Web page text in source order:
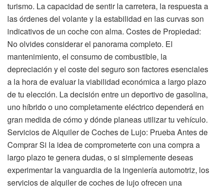
turismo. La capacidad de sentir la carretera, la respuesta a
las órdenes del volante y la estabilidad en las curvas son
indicativos de un coche con alma. Costes de Propiedad:
No olvides considerar el panorama completo. El
mantenimiento, el consumo de combustible, la
depreciación y el coste del seguro son factores esenciales
a la hora de evaluar la viabilidad económica a largo plazo
de tu elección. La decisión entre un deportivo de gasolina,
uno híbrido o uno completamente eléctrico dependerá en
gran medida de cómo y dónde planeas utilizar tu vehículo.
Servicios de Alquiler de Coches de Lujo: Prueba Antes de
Comprar Si la idea de comprometerte con una compra a
largo plazo te genera dudas, o si simplemente deseas
experimentar la vanguardia de la ingeniería automotriz, los
servicios de alquiler de coches de lujo ofrecen una